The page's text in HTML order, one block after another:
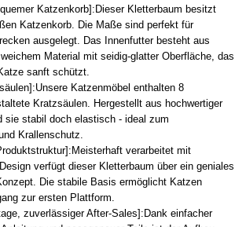
Katzenkorb]:Dieser Kletterbaum besitzt
Katzenkorb. Die Maße sind perfekt für
ausgelegt. Das Innenfutter besteht aus
Material mit seidig-glatter Oberfläche, das
sanft schützt.
Katzenmöbel enthalten 8
Kratzsäulen. Hergestellt aus hochwertiger
sie stabil doch elastisch - ideal zum
Krallenschutz.
verarbeitet mit
verfügt dieser Kletterbaum über ein geniales
Die stabile Basis ermöglicht Katzen
zur ersten Plattform.
zuverlässiger After-Sales]:Dank einfacher